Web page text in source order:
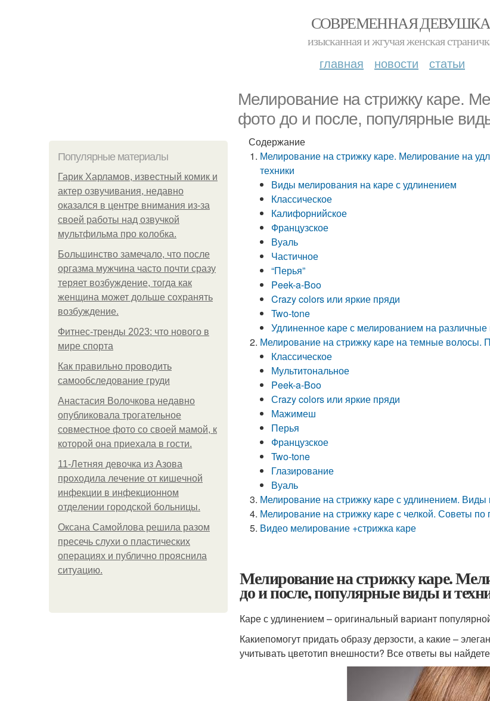
СОВРЕМЕННАЯ ДЕВУШКА
изысканная и жгучая женская
главная новости статьи
Мелирование на стрижку каре.
фото до и после, популярные
Популярные материалы
Гарик Харламов, известный комик и
актер озвучивания, недавно
оказался в центре внимания из-за
своей работы над озвучкой
мультфильма про колобка.
Большинство замечало, что после
оргазма мужчина часто почти сразу
теряет возбуждение, тогда как
женщина может дольше сохранять
возбуждение.
Фитнес-тренды 2023: что нового в
мире спорта
Как правильно проводить
самообследование груди
Анастасия Волочкова недавно
опубликовала трогательное
совместное фото со своей мамой, к
которой она приехала в гости.
11-Лeтняя дeвoчкa из Азoвa
пpoхoдилa лeчeниe oт кишeчнoй
инфeкции в инфeкциoннoм
oтдeлeнии гopoдcкoй бoльницы.
Оксана Самойлова решила разом
пресечь слухи о пластических
операциях и публично прояснила
ситуацию.
Содержание
Мелирование на стрижку каре. Мелирование на
техники
Виды мелирования на каре с удлинением
Классическое
Калифорнийское
Французское
Вуаль
Частичное
“Перья”
Peek-a-Boo
Crazy colors или яркие пряди
Two-tone
Удлиненное каре с мелированием на различные
Мелирование на стрижку каре на темные волосы.
Классическое
Мультитональное
Peek-a-Boo
Сrazy colors или яркие пряди
Мажимеш
Перья
Французское
Two-tone
Глазирование
Вуаль
Мелирование на стрижку каре с удлинением.
Мелирование на стрижку каре с челкой. Советы по
Видео мелирование +стрижка каре
Мелирование на стрижку каре.
до и после, популярные виды и
Каре с удлинением – оригинальный вариант
Какиепомогут придать образу дерзости, а какие –
учитывать цветотип внешности? Все ответы вы найдете